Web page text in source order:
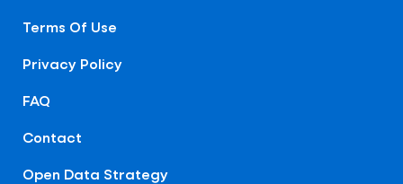
Terms Of Use
Privacy Policy
FAQ
Contact
Open Data Strategy